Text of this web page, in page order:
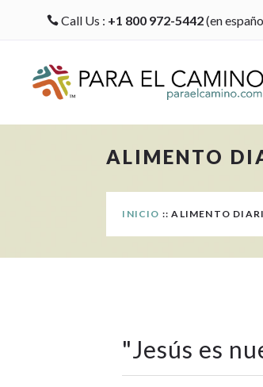
Call Us : +1 800 972-5442(en
ALIMENTO
INICIO :: ALIMENTO
"Jesús es